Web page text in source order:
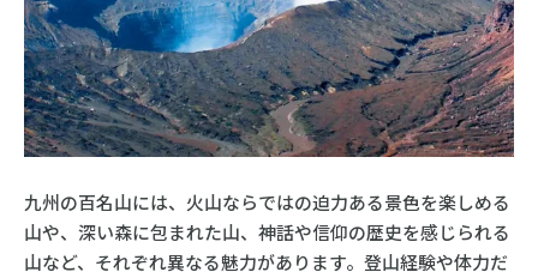
九州の百名山には、火山ならではの迫力ある景色を楽しめる
山や、深い森に包まれた山、神話や信仰の歴史を感じられる
山など、それぞれ異なる魅力があります。登山経験や体力だ